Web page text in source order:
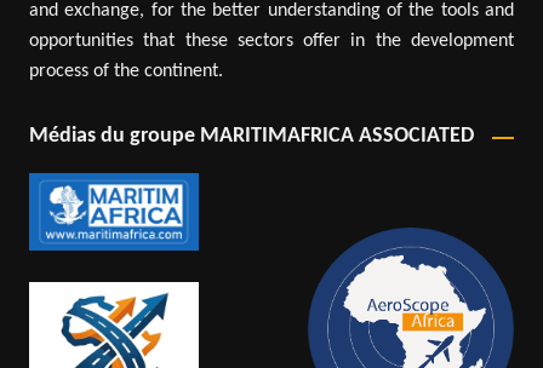
and exchange, for the better understanding of the tools and
opportunities that these sectors offer in the development
process of the continent.
Médias du groupe MARITIMAFRICA ASSOCIATED